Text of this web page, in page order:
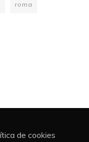
roma
de cookies